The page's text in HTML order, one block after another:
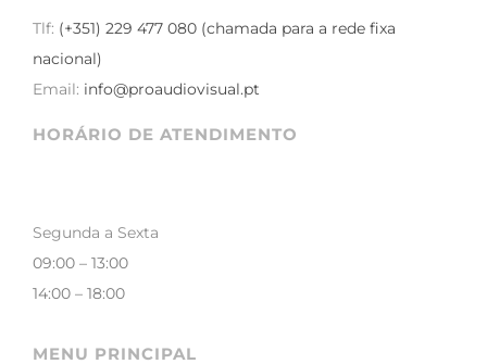
Tlf: (+351) 229 477 080 (chamada para a rede fixa
nacional)
Email: info@proaudiovisual.pt
HORÁRIO DE ATENDIMENTO
Segunda a Sexta
09:00 – 13:00
14:00 – 18:00
MENU PRINCIPAL